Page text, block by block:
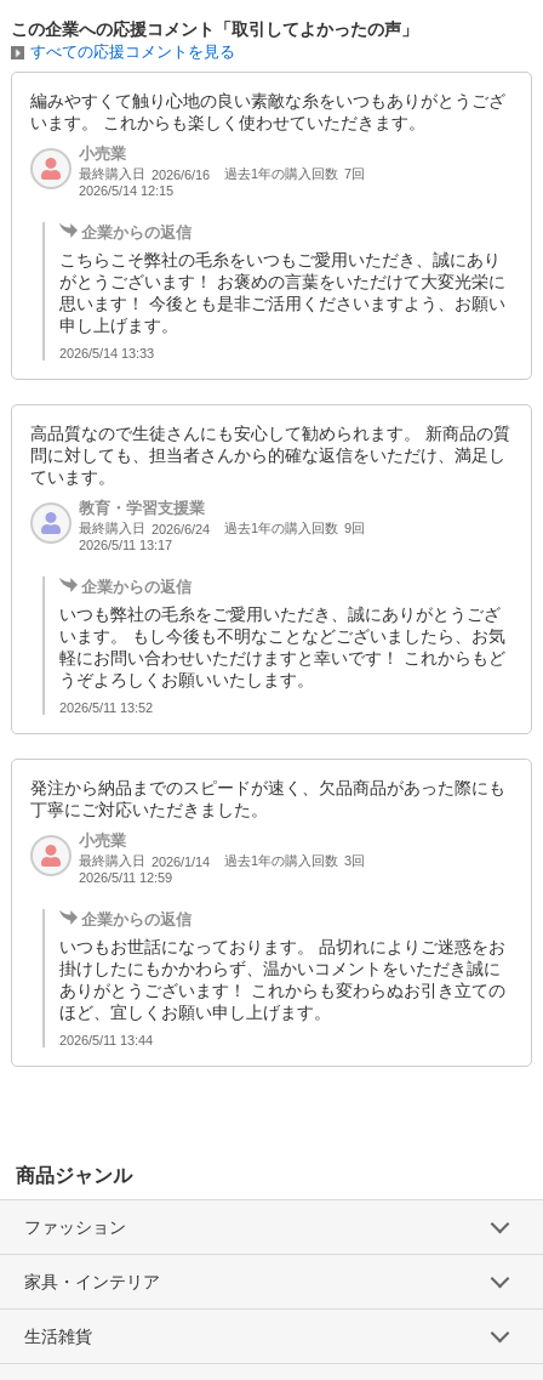
この企業への応援コメント「取引してよかったの声」
すべての応援コメントを見る
編みやすくて触り心地の良い素敵な糸をいつもありがとうござ
います。 これからも楽しく使わせていただきます。
小売業
最終購入日 2026/6/16 過去1年の購入回数 7回
2026/5/14 12:15
企業からの返信
こちらこそ弊社の毛糸をいつもご愛用いただき、誠にあり
がとうございます！ お褒めの言葉をいただけて大変光栄に
思います！ 今後とも是非ご活用くださいますよう、お願い
申し上げます。
2026/5/14 13:33
高品質なので生徒さんにも安心して勧められます。 新商品の質
問に対しても、担当者さんから的確な返信をいただけ、満足し
ています。
教育・学習支援業
最終購入日 2026/6/24 過去1年の購入回数 9回
2026/5/11 13:17
企業からの返信
いつも弊社の毛糸をご愛用いただき、誠にありがとうござ
います。 もし今後も不明なことなどございましたら、お気
軽にお問い合わせいただけますと幸いです！ これからもど
うぞよろしくお願いいたします。
2026/5/11 13:52
発注から納品までのスピードが速く、欠品商品があった際にも
丁寧にご対応いただきました。
小売業
最終購入日 2026/1/14 過去1年の購入回数 3回
2026/5/11 12:59
企業からの返信
いつもお世話になっております。 品切れによりご迷惑をお
掛けしたにもかかわらず、温かいコメントをいただき誠に
ありがとうございます！ これからも変わらぬお引き立ての
ほど、宜しくお願い申し上げます。
2026/5/11 13:44
商品ジャンル
ファッション
家具・インテリア
生活雑貨